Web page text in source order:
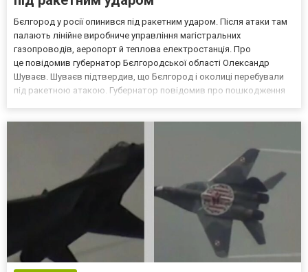
Бєлгород у росії опинився під ракетним ударом. Після атаки там
палають лінійне виробниче управління магістральних
газопроводів, аеропорт й теплова електростанція. Про
це повідомив губернатор Бєлгородської області Олександр
Шуваєв. Шуваєв підтвердив, що Бєлгород і околиці перебували
під ракетною атакою. Губернатор повідомив про пошкодження